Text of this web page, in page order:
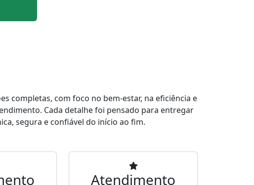
completas, com foco no bem-estar, na eficiência e
Cada detalhe foi pensado para entregar
segura e confiável do início ao fim.
Atendimento